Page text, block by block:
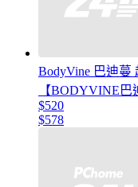
BodyVine 巴迪蔓
【BODYVINE巴
$520
$578